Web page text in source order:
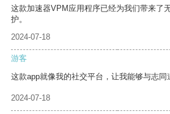
这款加速器VPM应用程序已经为我们带来了
护。
2024-07-18
游客
这款app就像我的社交平台，让我能够与志同
2024-07-18